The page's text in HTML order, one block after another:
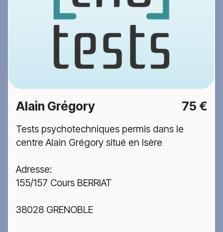
Alain Grégory 75 €
Tests psychotechniques permis dans le
centre Alain Grégory situé en Isère
Adresse:
155/157 Cours BERRIAT
38028 GRENOBLE